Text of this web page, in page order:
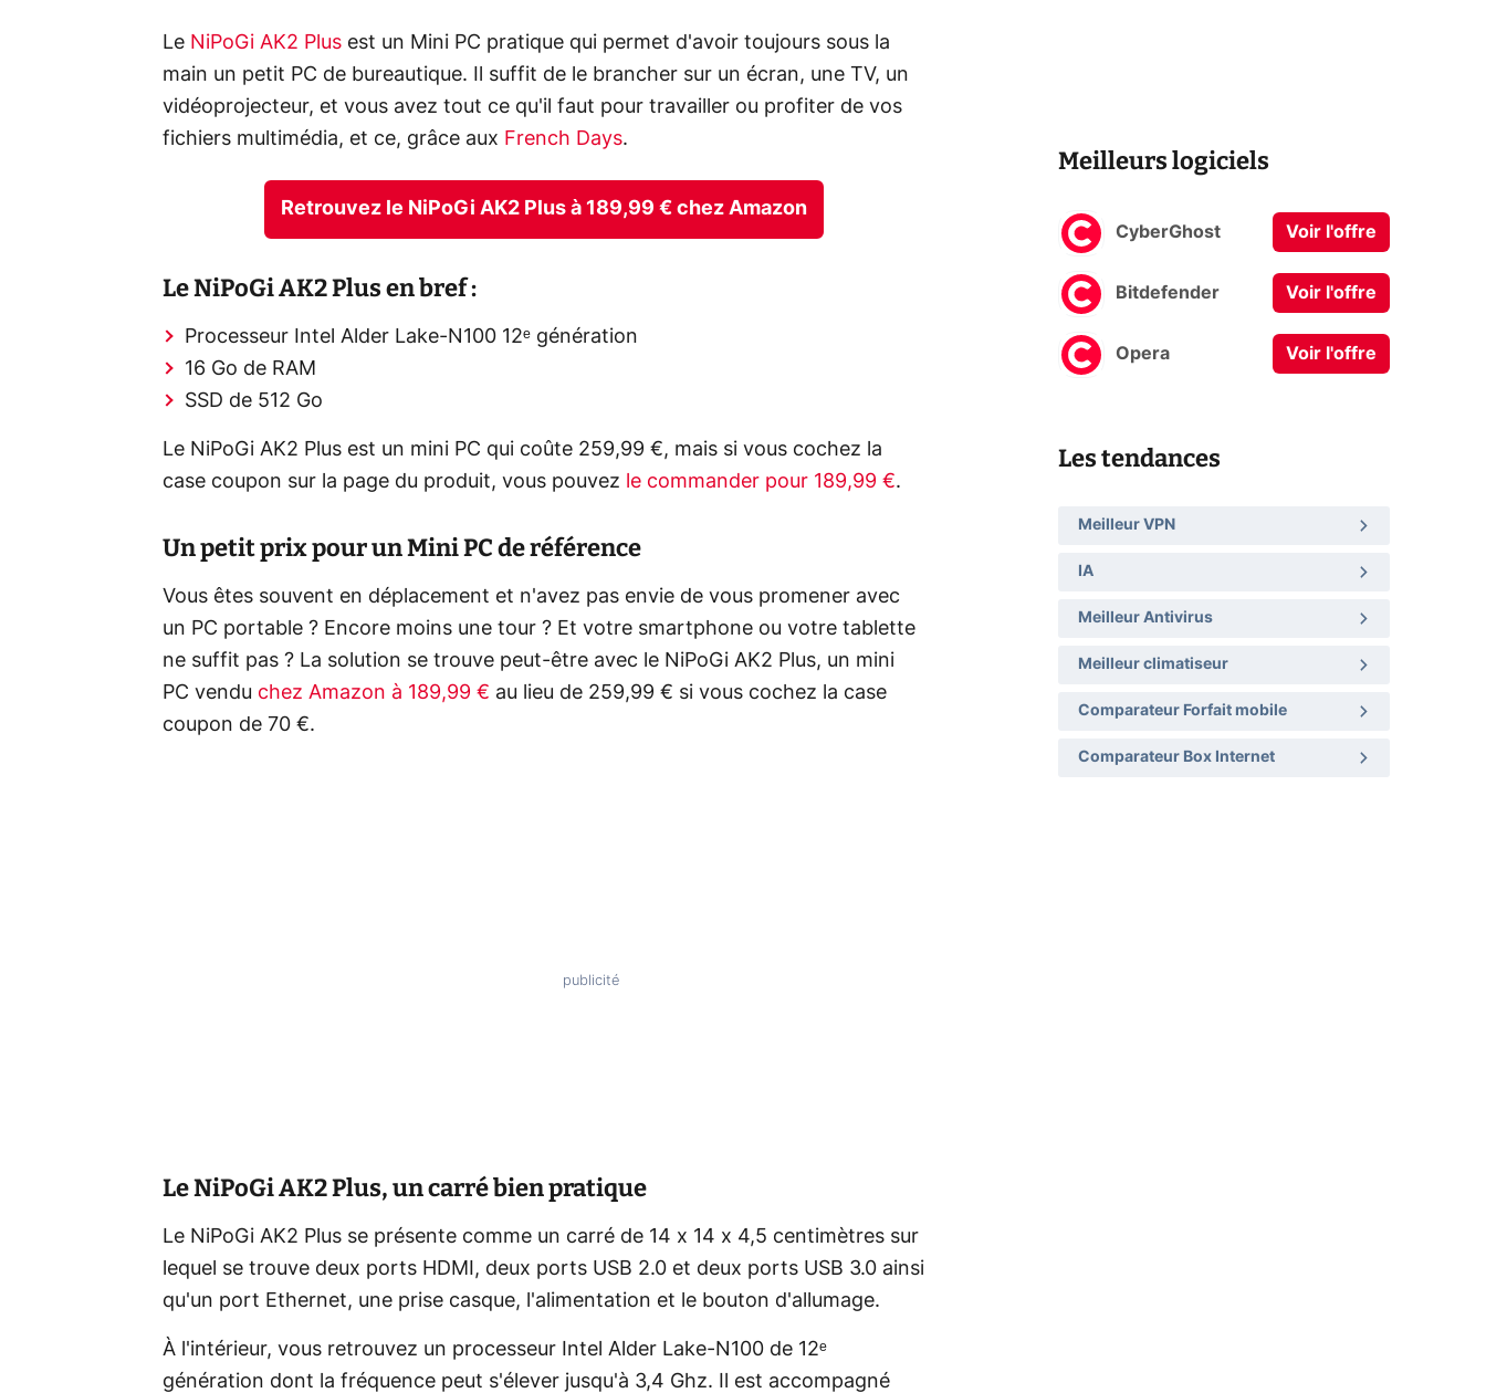
Le NiPoGi AK2 Plus est un Mini PC pratique qui permet d'avoir toujours sous la
main un petit PC de bureautique. Il suffit de le brancher sur un écran, une TV, un
vidéoprojecteur, et vous avez tout ce qu'il faut pour travailler ou profiter de vos
fichiers multimédia, et ce, grâce aux French Days.
Retrouvez le NiPoGi AK2 Plus à 189,99 € chez Amazon
Le NiPoGi AK2 Plus en bref :
Processeur Intel Alder Lake-N100 12ᵉ génération
16 Go de RAM
SSD de 512 Go
Le NiPoGi AK2 Plus est un mini PC qui coûte 259,99 €, mais si vous cochez la
case coupon sur la page du produit, vous pouvez
le commander pour 189,99 €.
Un petit prix pour un Mini PC de référence
Vous êtes souvent en déplacement et n'avez pas envie de vous promener avec
un PC portable ? Encore moins une tour ? Et votre smartphone ou votre tablette
ne suffit pas ? La solution se trouve peut-être avec le NiPoGi AK2 Plus, un mini
PC vendu chez Amazon à 189,99 € au lieu de 259,99 € si vous cochez la case
coupon de 70 €.
Le NiPoGi AK2 Plus, un carré bien pratique
Le NiPoGi AK2 Plus se présente comme un carré de 14 x 14 x 4,5 centimètres sur
lequel se trouve deux ports HDMI, deux ports USB 2.0 et deux ports USB 3.0 ainsi
qu'un port Ethernet, une prise casque, l'alimentation et le bouton d'allumage.
À l'intérieur, vous retrouvez un processeur Intel Alder Lake-N100 de 12ᵉ
génération dont la fréquence peut s'élever jusqu'à 3,4 Ghz. Il est accompagné
Meilleurs logiciels
CyberGhost Voir l'offre
Bitdefender Voir l'offre
Opera Voir l'offre
Les tendances
Meilleur VPN
IA
Meilleur Antivirus
Meilleur climatiseur
Comparateur Forfait mobile
Comparateur Box Internet